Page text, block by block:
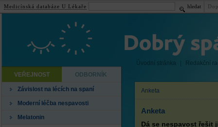
Úvodní stránka
Redakční
VEŘEJNOST
ODBORNÍK
Závislost na lécích na spaní
Moderní léčba nespavosti
Melatonin
Anketa
Anketa
Dá se nespavost řešit
Medicínská databáze U Lékaře hledat